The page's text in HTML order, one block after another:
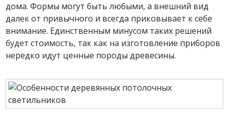
дома. Формы могут быть любыми, а внешний вид
далек от привычного и всегда приковывает к себе
внимание. Единственным минусом таких решений
будет стоимость, так как на изготовление приборов
нередко идут ценные породы древесины.